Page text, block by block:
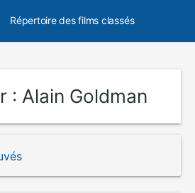
Répertoire des films classés
: Alain Goldman